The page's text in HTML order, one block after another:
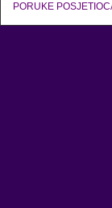
PORUKE